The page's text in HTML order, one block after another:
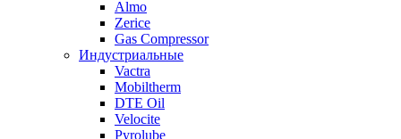
Almo
Zerice
Gas Compressor
Индустриальные
Vactra
Mobiltherm
DTE Oil
Velocite
Pyrolube